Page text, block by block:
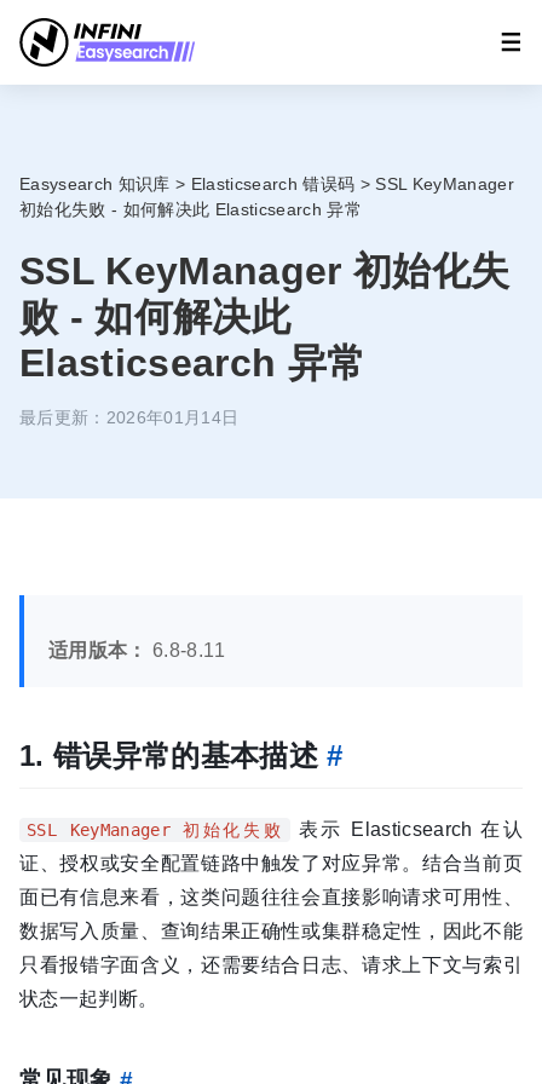
Easysearch 知识库 > Elasticsearch 错误码 > SSL KeyManager
初始化失败 - 如何解决此 Elasticsearch 异常
SSL KeyManager 初始化失
败 - 如何解决此
Elasticsearch 异常
最后更新：2026年01月14日
适用版本： 6.8-8.11
1. 错误异常的基本描述#
SSL KeyManager 初始化失败
表示 Elasticsearch 在认
证、授权或安全配置链路中触发了对应异常。结合当前页
面已有信息来看，这类问题往往会直接影响请求可用性、
数据写入质量、查询结果正确性或集群稳定性，因此不能
只看报错字面含义，还需要结合日志、请求上下文与索引
状态一起判断。